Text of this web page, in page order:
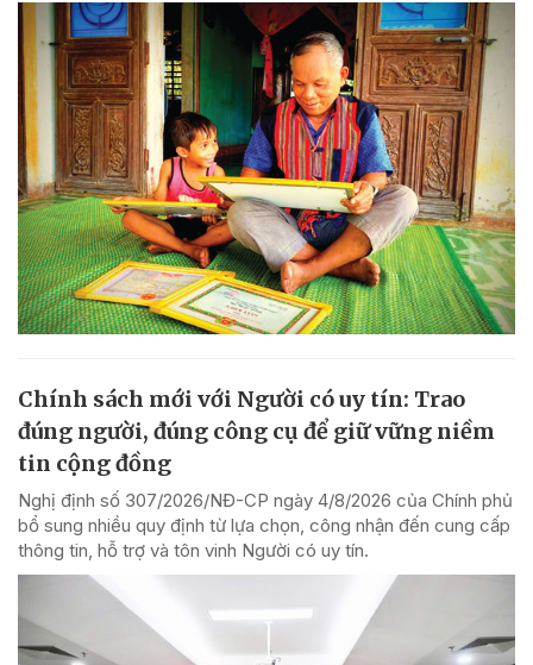
Chính sách mới với Người có uy tín: Trao
đúng người, đúng công cụ để giữ vững niềm
tin cộng đồng
Nghị định số 307/2026/NĐ-CP ngày 4/8/2026 của Chính phủ
bổ sung nhiều quy định từ lựa chọn, công nhận đến cung cấp
thông tin, hỗ trợ và tôn vinh Người có uy tín.